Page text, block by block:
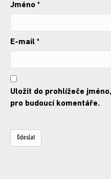
Jméno *
E-mail *
Uložit do prohlížeče
pro budoucí komentáře.